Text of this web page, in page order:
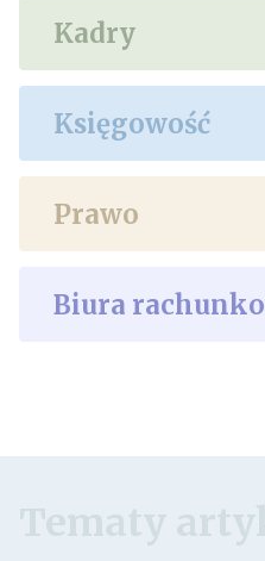
Kadry
Księgowość
Prawo
Biura